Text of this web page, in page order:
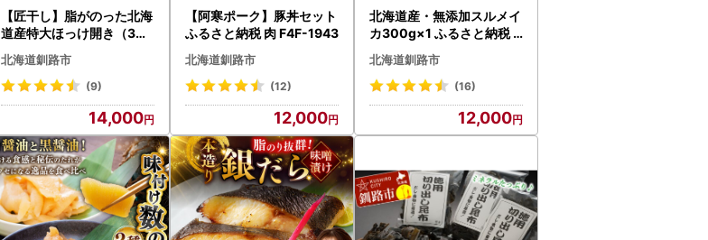
【匠干し】脂がのった北海
道産特大ほっけ開き（3枚
） ホッケ 干物 魚 海産物 お
かず ご飯のお供
北海道釧路市
(9)
14,000
【阿寒ポーク】豚丼セット
ふるさと納税 肉 F4F-1943
北海道釧路市
(12)
12,000
北海道産・無添加スルメイ
カ300g×1 ふるさと納税
いか F4F-0643
北海道釧路市
(16)
12,000